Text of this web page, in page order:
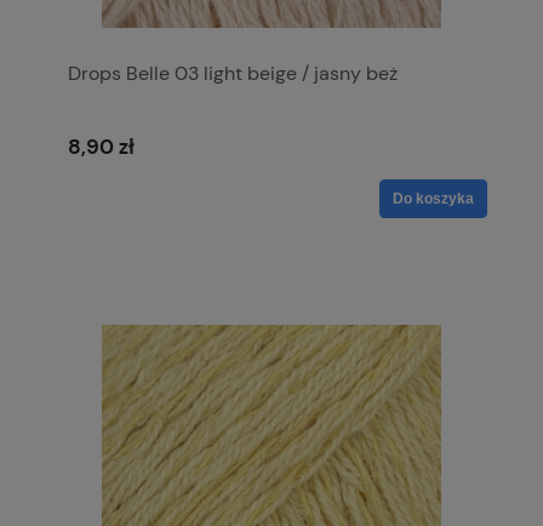
Drops Belle 03 light beige / jasny beż
8,90 zł
Do koszyka